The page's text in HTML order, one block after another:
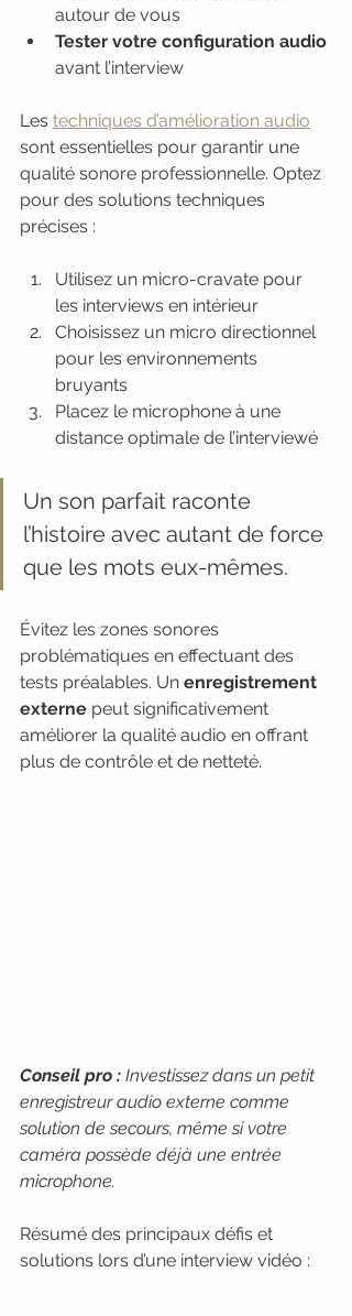
autour de vous
Tester votre configuration audio
avant l’interview
Les techniques d’amélioration audio
sont essentielles pour garantir une
qualité sonore professionnelle. Optez
pour des solutions techniques
précises :
Utilisez un micro-cravate pour
les interviews en intérieur
Choisissez un micro directionnel
pour les environnements
bruyants
Placez le microphone à une
distance optimale de l’interviewé
Un son parfait raconte
l’histoire avec autant de force
que les mots eux-mêmes.
Évitez les zones sonores
problématiques en effectuant des
tests préalables. Un enregistrement
externe peut significativement
améliorer la qualité audio en offrant
plus de contrôle et de netteté.
Conseil pro : Investissez dans un petit
enregistreur audio externe comme
solution de secours, même si votre
caméra possède déjà une entrée
microphone.
Résumé des principaux défis et
solutions lors d’une interview vidéo :